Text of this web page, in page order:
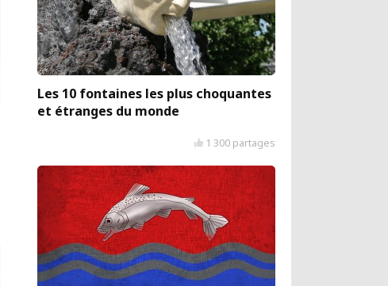
Les 10 fontaines les plus choquantes
et étranges du monde
1 300 partages